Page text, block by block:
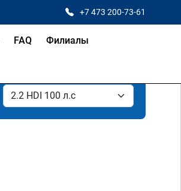
+7 473 200-73-61
FAQ Филиалы